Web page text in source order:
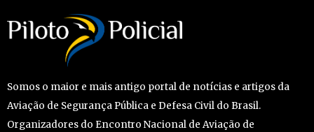
Somos o maior e mais antigo portal de notícias e artigos da
Aviação de Segurança Pública e Defesa Civil do Brasil.
Organizadores do Encontro Nacional de Aviação de